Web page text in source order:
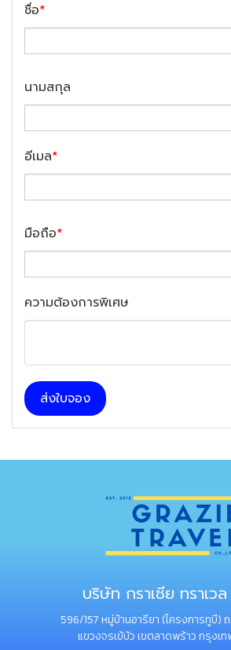
ชื่อ*
นามสกุล
อีเมล*
มือถือ*
ความต้องการพิเศษ
ส่งใบจอง
บริษัท กราเซีย ทราเว
596/157 หมู่บ้านอารียา (โครงการทูบี)
แขวงจรเข้บัว เขตลาดพร้าว กรุงเ